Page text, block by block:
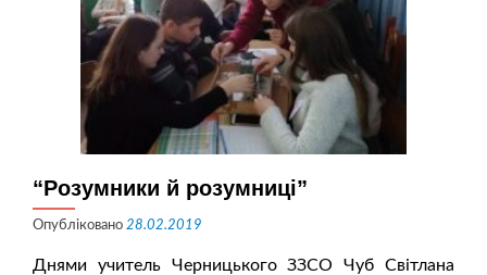
“Розумники й розумниці”
Опубліковано 28.02.2019
Днями учитель Черницького ЗЗСО Чуб Світлана